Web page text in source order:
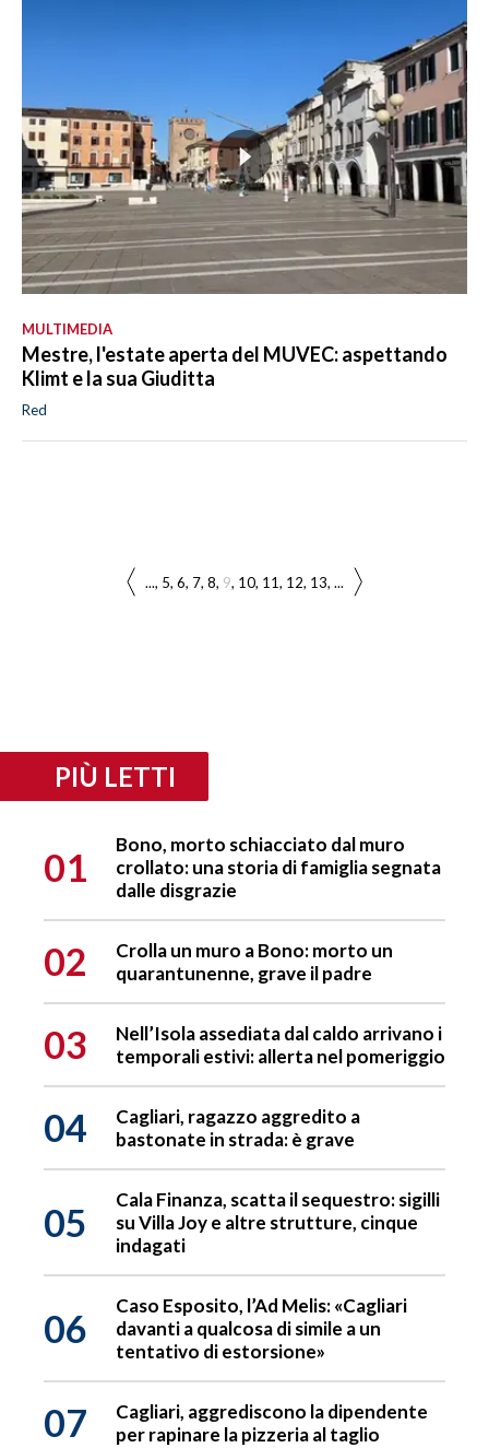
MULTIMEDIA
Mestre, l'estate aperta del MUVEC: aspettando
Klimt e la sua Giuditta
Red
... 5 6 7 8 9 10 11 12 13 ...
PIÙ LETTI
01
Bono, morto schiacciato dal muro
crollato: una storia di famiglia segnata
dalle disgrazie
02
Crolla un muro a Bono: morto un
quarantunenne, grave il padre
03
Nell’Isola assediata dal caldo arrivano i
temporali estivi: allerta nel pomeriggio
04
Cagliari, ragazzo aggredito a
bastonate in strada: è grave
05
Cala Finanza, scatta il sequestro: sigilli
su Villa Joy e altre strutture, cinque
indagati
06
Caso Esposito, l’Ad Melis: «Cagliari
davanti a qualcosa di simile a un
tentativo di estorsione»
07
Cagliari, aggrediscono la dipendente
per rapinare la pizzeria al taglio